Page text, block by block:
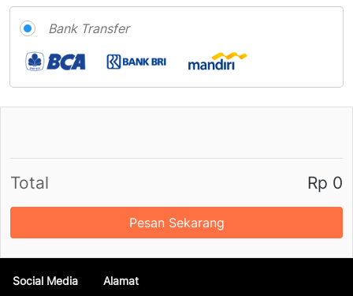
Bank Transfer
Total Rp 0
`
Pesan Sekarang
Social Media Alamat